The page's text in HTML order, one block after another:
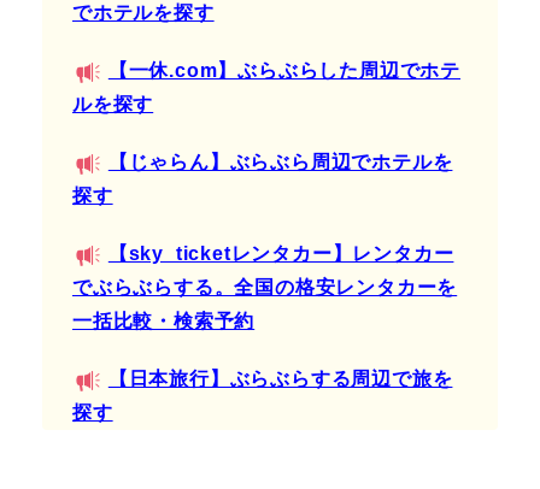
でホテルを探す
【一休.com】ぶらぶらした周辺でホテ
ルを探す
【じゃらん】ぶらぶら周辺でホテルを
探す
【sky_ticketレンタカー】レンタカー
でぶらぶらする。全国の格安レンタカーを
一括比較・検索予約
【日本旅行】ぶらぶらする周辺で旅を
探す